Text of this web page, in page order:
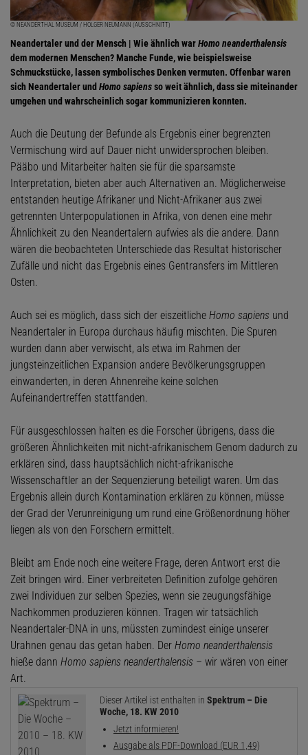
© NEANDERTHAL MUSEUM / HOLGER NEUMANN (AUSSCHNITT)
Neandertaler und der Mensch | Wie ähnlich warHomo neanderthalensis
dem modernen Menschen? Manche Funde, wie beispielsweise
Schmuckstücke, lassen symbolisches Denken vermuten. Offenbar waren
sich Neandertaler und Homo sapiensso weit ähnlich, dass sie miteinander
umgehen und wahrscheinlich sogar kommunizieren konnten.
Auch die Deutung der Befunde als Ergebnis einer begrenzten
Vermischung wird auf Dauer nicht unwidersprochen bleiben.
Pääbo und Mitarbeiter halten sie für die sparsamste
Interpretation, bieten aber auch Alternativen an. Möglicherweise
entstanden heutige Afrikaner und Nicht-Afrikaner aus zwei
getrennten Unterpopulationen in Afrika, von denen eine mehr
Ähnlichkeit zu den Neandertalern aufwies als die andere. Dann
wären die beobachteten Unterschiede das Resultat historischer
Zufälle und nicht das Ergebnis eines Gentransfers im Mittleren
Osten.
Auch sei es möglich, dass sich der eiszeitliche Homo sapiens und
Neandertaler in Europa durchaus häufig mischten. Die Spuren
wurden dann aber verwischt, als etwa im Rahmen der
jungsteinzeitlichen Expansion andere Bevölkerungsgruppen
einwanderten, in deren Ahnenreihe keine solchen
Aufeinandertreffen stattfanden.
Für ausgeschlossen halten es die Forscher übrigens, dass die
größeren Ähnlichkeiten mit nicht-afrikanischem Genom dadurch zu
erklären sind, dass hauptsächlich nicht-afrikanische
Wissenschaftler an der Sequenzierung beteiligt waren. Um das
Ergebnis allein durch Kontamination erklären zu können, müsse
der Grad der Verunreinigung um rund eine Größenordnung höher
liegen als von den Forschern ermittelt.
Bleibt am Ende noch eine weitere Frage, deren Antwort erst die
Zeit bringen wird. Einer verbreiteten Definition zufolge gehören
zwei Individuen zur selben Spezies, wenn sie zeugungsfähige
Nachkommen produzieren können. Tragen wir tatsächlich
Neandertaler-DNA in uns, müssten zumindest einige unserer
Urahnen genau das getan haben. Der Homo neanderthalensis
hieße dann Homo sapiens neanderthalensis – wir wären von einer
Art.
Dieser Artikel ist enthalten in Spektrum – Die
Woche, 18. KW 2010
Jetzt informieren!
Ausgabe als PDF-Download (EUR 1,49)